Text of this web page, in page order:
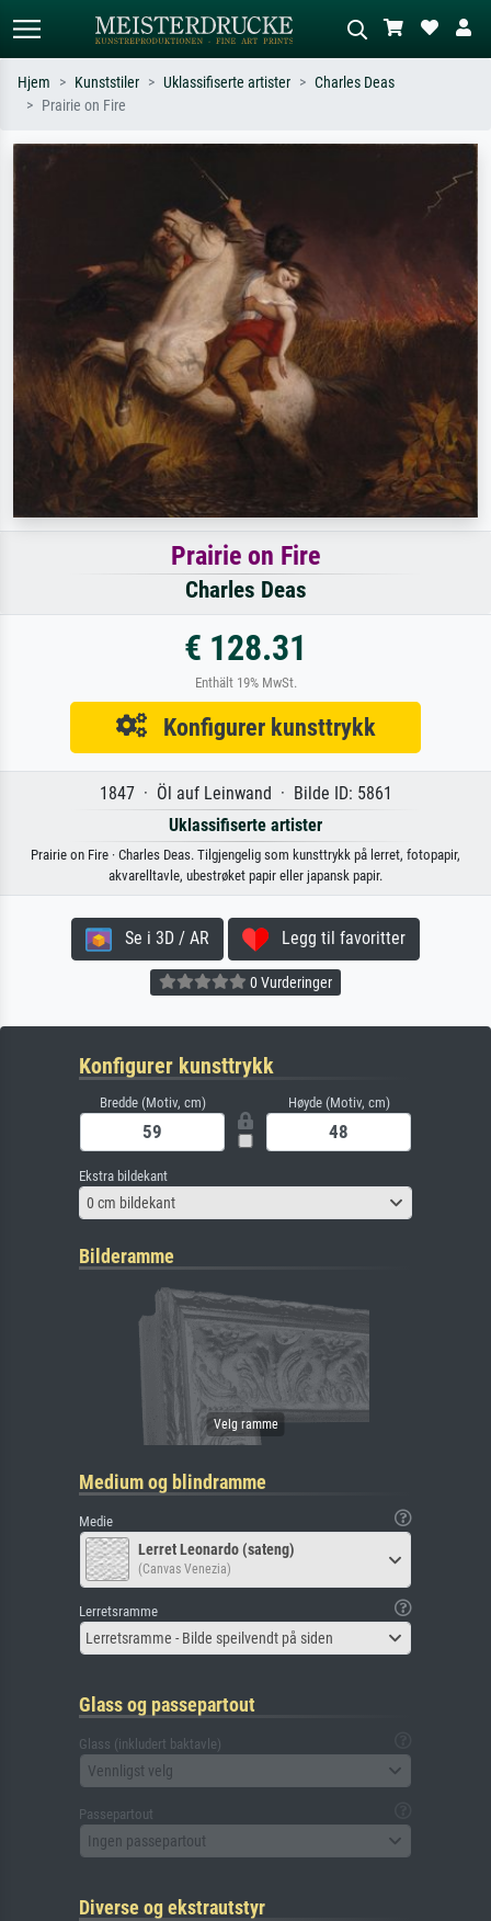
eksempel Monet, Stjernenatt,
impresjonisme, Hokusai-bølgen, akt.
eng, abstrakt med mye rødt, mørkt
oljemaleri, stående akt ved et tre.
Hjem Kunststiler Uklassifiserte artister
Charles Deas
Prairie on Fire
Prairie on Fire
Charles Deas
€ 128.31
Enthält 19% MwSt.
Konfigurer kunsttrykk
1847 · Öl auf Leinwand · Bilde ID: 5861
Uklassifiserte artister
Prairie on Fire · Charles Deas. Tilgjengelig som kunsttrykk på lerret, fotopapir,
akvarelltavle, ubestrøket papir eller japansk papir.
Se i 3D / AR Legg til favoritter
0 Vurderinger
Konfigurer kunsttrykk
Bredde (Motiv, cm) Høyde (Motiv, cm)
Ekstra bildekant
0 cm bildekant
Bilderamme
Medium og blindramme
Medie
Lerret Leonardo (sateng)
(Canvas Venezia)
Lerretsramme
Lerretsramme - Bilde speilvendt på siden
Glass og passepartout
Glass (inkludert baktavle)
Vennligst velg
Passepartout
Ingen passepartout
Diverse og ekstrautstyr